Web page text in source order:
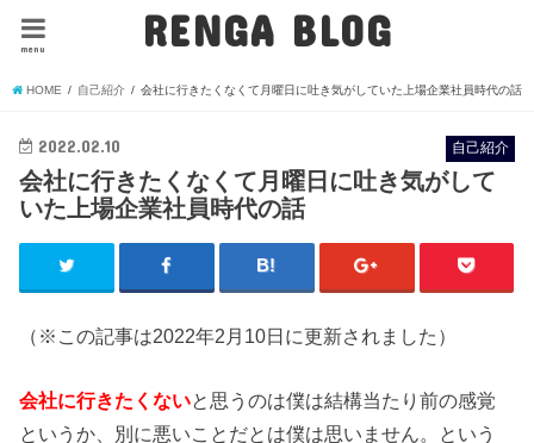
RENGA BLOG
menu
HOME 自己紹介 会社に行きたくなくて月曜日に吐き気がしていた上場企業社員時代の話
自己紹介
2022.02.10
会社に行きたくなくて月曜日に吐き気がして
いた上場企業社員時代の話
（※この記事は2022年2月10日に更新されました）
会社に行きたくないと思うのは僕は結構当たり前の感覚
というか、別に悪いことだとは僕は思いません。という